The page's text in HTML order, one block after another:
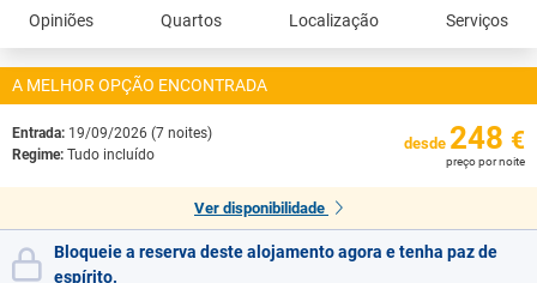
Opiniões Quartos Localização Serviços
A MELHOR OPÇÃO ENCONTRADA
Entrada: 19/09/2026 (7 noites)
Regime: Tudo incluído
desde 248 €
preço por noite
Ver disponibilidade
Bloqueie a reserva deste alojamento agora e tenha paz de
espírito.